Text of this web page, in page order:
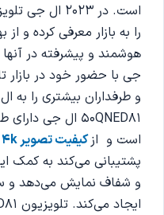
است. در 2023
را به بازار معرفی کرده و
هوشمند و پیشرفته در
جی با حضور خود در بازار
و طرفداران بیشتری را به
است و ازکیفیت تصویر 4k
پشتیبانی می‌کند به کمک
و شفاف نمایش می‌دهد و